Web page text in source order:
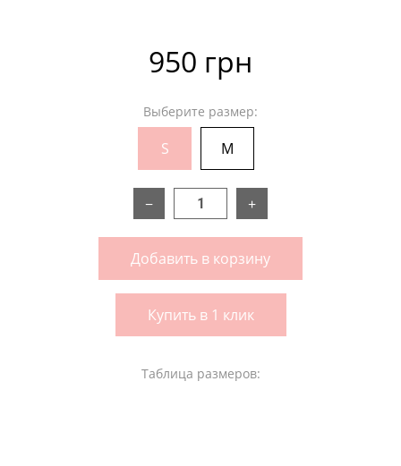
950 грн
Выберите размер:
S M
− +
Добавить в корзину
Купить в 1 клик
Таблица размеров: